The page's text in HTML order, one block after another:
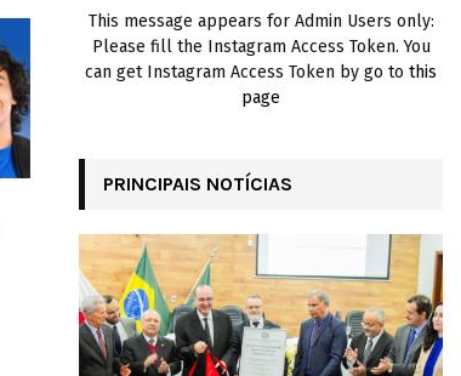
This message appears for Admin Users only:
Please fill the Instagram Access Token. You
can get Instagram Access Token by go to this
page
PRINCIPAIS NOTÍCIAS